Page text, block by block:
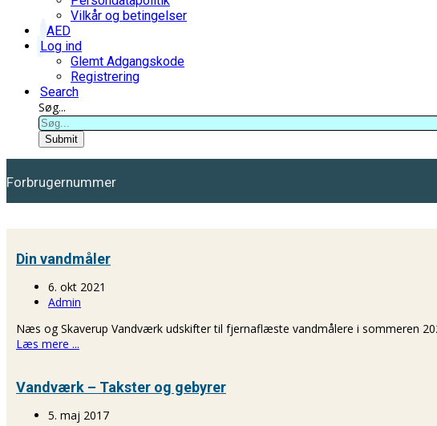
Vilkår og betingelser
AED
Log ind
Glemt Adgangskode
Registrering
Search
Søg...
Submit
Forbrugernummer
Din vandmåler
6. okt 2021
Admin
Næs og Skaverup Vandværk udskifter til fjernaflæste vandmålere i sommeren
Læs mere ...
Vandværk – Takster og gebyrer
5. maj 2017